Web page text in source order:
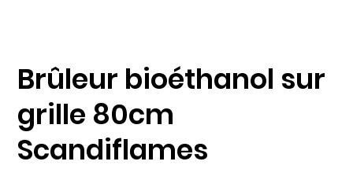
Brûleur bioéthanol sur
grille 80cm
Scandiflames